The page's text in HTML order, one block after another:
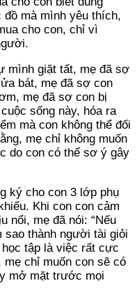
mà mình yêu thích,
cho con, chỉ vì
mình giặt tất, mẹ đã sợ
bát, mẹ đã sợ con
mẹ đã sợ con bị
sống này, hóa ra
mà con không thể đối
mẹ chỉ không muốn
do con có thể sơ ý gây
ký cho con 3 lớp phụ
Khi con con cảm
nổi, mẹ đã nói: “Nếu
thành người tài giỏi
tập là việc rất cực
mẹ chỉ muốn con sẽ có
mở mặt trước mọi